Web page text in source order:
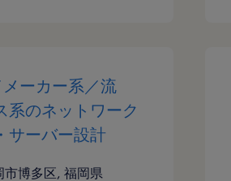
ーカー系／流
系のネットワーク
サーバー設計
市博多区, 福岡県